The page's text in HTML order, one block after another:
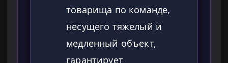
товарища по команде,
несущего тяжелый и
медленный объект,
гарантирует